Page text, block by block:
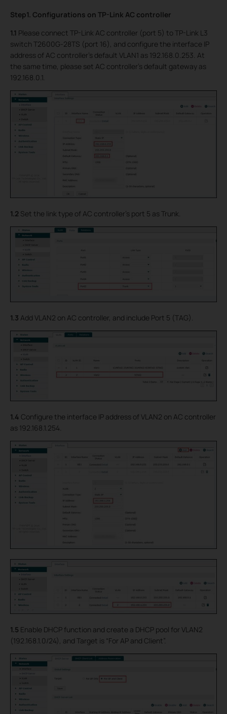
Step1. Configurations on TP-Link AC controller
1.1 Please connect TP-Link AC controller (port 5) to TP-Link L3
switch T2600G-28TS (port 16), and configure the interface IP
address of AC controller’s default VLAN1 as 192.168.0.253. At
the same time, please set AC controller’s default gateway as
192.168.0.1.
1.2 Set the link type of AC controller’s port 5 as Trunk.
1.3 Add VLAN2 on AC controller, and include Port 5 (TAG).
1.4 Configure the interface IP address of VLAN2 on AC controller
as 192.168.1.254.
1.5 Enable DHCP function and create a DHCP pool for VLAN2
(192.168.1.0/24), and Target is “For AP and Client”.